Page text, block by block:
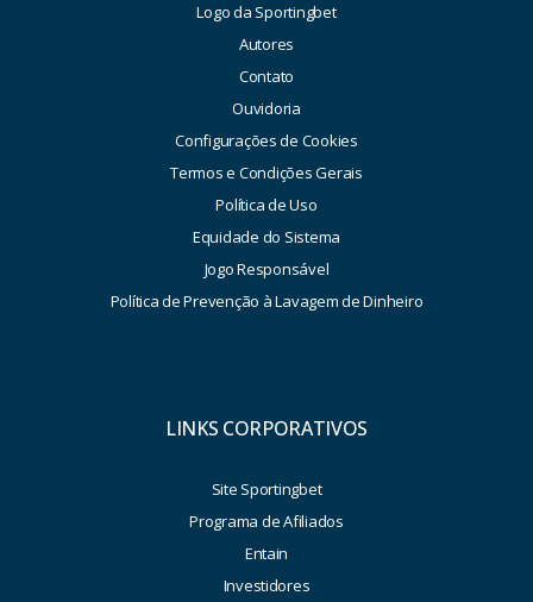
Logo da Sportingbet
Autores
Contato
Ouvidoria
Configurações de Cookies
Termos e Condições Gerais
Política de Uso
Equidade do Sistema
Jogo Responsável
Política de Prevenção à Lavagem de Dinheiro
LINKS CORPORATIVOS
Site Sportingbet
Programa de Afiliados
Entain
Investidores